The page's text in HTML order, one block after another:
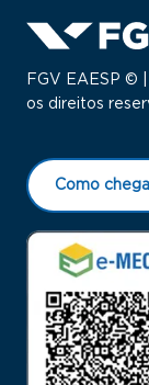
FGV EAESP ©
os direitos
Como